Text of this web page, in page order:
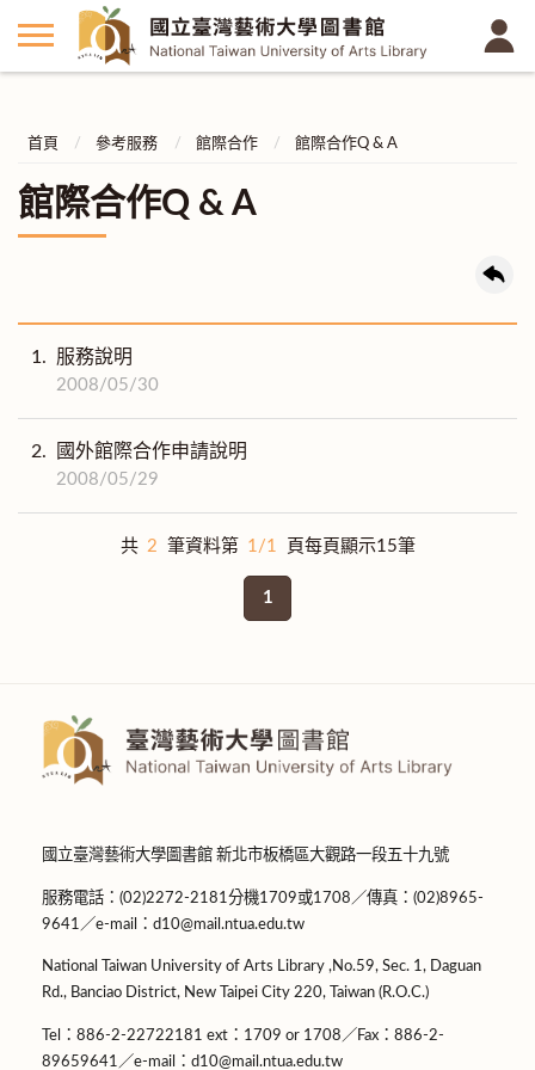
首頁 參考服務 館際合作 館際合作Q & A
館際合作Q & A
1. 服務說明
2008/05/30
2. 國外館際合作申請說明
2008/05/29
共 2 筆資料第 1/1 頁每頁顯示15筆
1
國立臺灣藝術大學圖書館 新北市板橋區大觀路一段五十九號
服務電話：(02)2272-2181分機1709或1708／傳真：(02)8965-
9641／e-mail：d10@mail.ntua.edu.tw
National Taiwan University of Arts Library ,No.59, Sec. 1, Daguan
Rd., Banciao District, New Taipei City 220, Taiwan (R.O.C.)
Tel：886-2-22722181 ext：1709 or 1708／Fax：886-2-
89659641／e-mail：d10@mail.ntua.edu.tw